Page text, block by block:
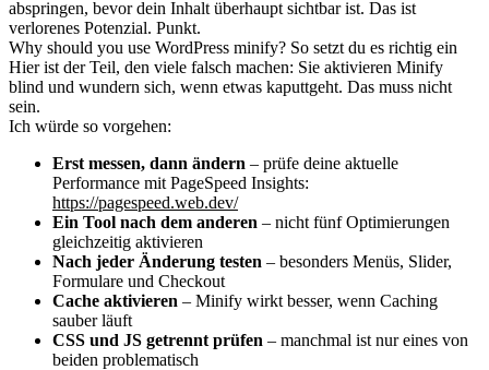
abspringen, bevor dein Inhalt überhaupt sichtbar ist. Das ist
verlorenes Potenzial. Punkt.
Why should you use WordPress minify? So setzt du es richtig ein
Hier ist der Teil, den viele falsch machen: Sie aktivieren Minify
blind und wundern sich, wenn etwas kaputtgeht. Das muss nicht
sein.
Ich würde so vorgehen:
Erst messen, dann ändern – prüfe deine aktuelle
Performance mit PageSpeed Insights:
https://pagespeed.web.dev/
Ein Tool nach dem anderen – nicht fünf Optimierungen
gleichzeitig aktivieren
Nach jeder Änderung testen – besonders Menüs, Slider,
Formulare und Checkout
Cache aktivieren – Minify wirkt besser, wenn Caching
sauber läuft
CSS und JS getrennt prüfen – manchmal ist nur eines von
beiden problematisch